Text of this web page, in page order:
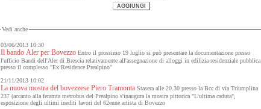
Vedi anche
03/06/2013 10:30
Il bando Aler per BovezzoEntro il prossimo 19 luglio si può presentare la documentazione presso
l'ufficio Bandi dell'Aler di Brescia relativamente all'assegnazione di alloggi in edilizia residenziale pubblica
presso il complesso "Ex Residence Prealpino"
21/11/2013 10:02
La nuova mostra del bovezzese Piero TramontaStasera alle 20.30 presso la Bcc di via Triumplina
237 (accanto alla feramta metrobus del Prealpino s'inaugura la mostra pittorica "L'ultima caduta",
esposizione degli ultimi inediti lavori del 62enne artista di Bovezzo